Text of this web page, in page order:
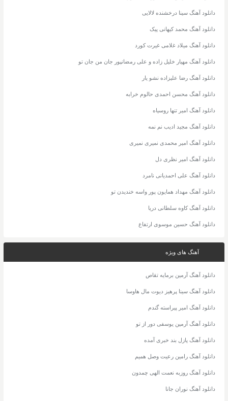
دانلود آهنگ سینا درخشنده لالایی
دانلود آهنگ محمد کیهانی پیک
دانلود آهنگ میلاد غلامی غیرت کورد
دانلود آهنگ مهیار خلیل زاده و علی رمضانپور جان من جان تو
دانلود آهنگ رضا علیزاده نشو یار
دانلود آهنگ محسن احمدی حالوم خرابه
دانلود آهنگ امیر تنها روسیاه
دانلود آهنگ مجید ادیب نم نمه
دانلود آهنگ امیر محمدی نمیری نمیری
دانلود آهنگ امیر نظری دل
دانلود آهنگ علی احمدیانی نامرد
دانلود آهنگ مهداد همایون پور واسه خندیدن تو
دانلود آهنگ کاوه سلطانی دریا
دانلود آهنگ حسین موسوی ارتفاع
آهنگ های ویژه
دانلود آهنگ آرمین برمایه تقاص
دانلود آهنگ سینا پرهیز دیوت مال هاوسا
دانلود آهنگ امیر پیراسته گندم
دانلود آهنگ آرمین یوسفی دور از تو
دانلود آهنگ پازل بند خبری آمده
دانلود آهنگ رامین رعیت وصل همیم
دانلود آهنگ روزبه نعمت الهی چمدون
دانلود آهنگ نوران جانا